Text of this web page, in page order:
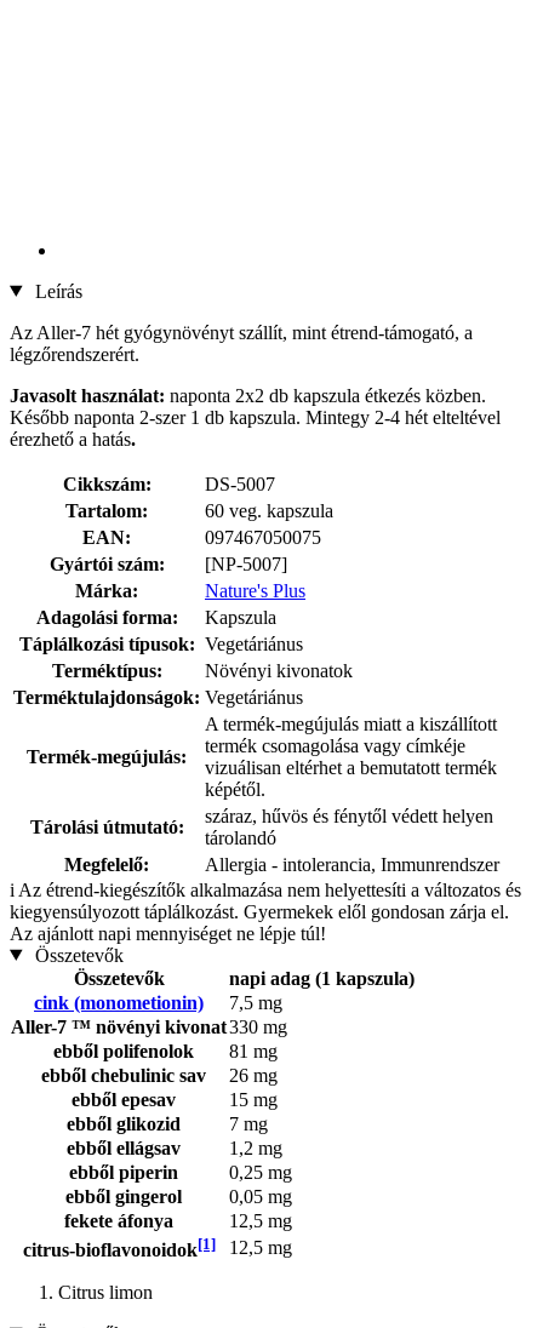
Leírás
Az Aller-7 hét gyógynövényt szállít, mint étrend-támogató, a
légzőrendszerért.
Javasolt használat: naponta 2x2 db kapszula étkezés közben.
Később naponta 2-szer 1 db kapszula. Mintegy 2-4 hét elteltével
érezhető a hatás.
Cikkszám:
DS-5007
Tartalom:
60 veg. kapszula
EAN:
097467050075
Gyártói szám:
[NP-5007]
Márka:
Nature's Plus
Adagolási forma:
Kapszula
Táplálkozási típusok: Vegetáriánus
Terméktípus:
Növényi kivonatok
Terméktulajdonságok: Vegetáriánus
Termék-megújulás:
A termék-megújulás miatt a kiszállított
termék csomagolása vagy címkéje
vizuálisan eltérhet a bemutatott termék
képétől.
Tárolási útmutató:
száraz, hűvös és fénytől védett helyen
tárolandó
Megfelelő:
Allergia - intolerancia, Immunrendszer
i Az étrend-kiegészítők alkalmazása nem helyettesíti a változatos és
kiegyensúlyozott táplálkozást. Gyermekek elől gondosan zárja el.
Az ajánlott napi mennyiséget ne lépje túl!
Összetevők
Összetevők
napi adag (1 kapszula)
cink (monometionin)
7,5 mg
Aller-7 ™ növényi kivonat330 mg
ebből polifenolok
81 mg
ebből chebulinic sav
26 mg
ebből epesav
15 mg
ebből glikozid
7 mg
ebből ellágsav
1,2 mg
ebből piperin
0,25 mg
ebből gingerol
0,05 mg
fekete áfonya
12,5 mg
citrus-bioflavonoidok[1] 12,5 mg
Citrus limon